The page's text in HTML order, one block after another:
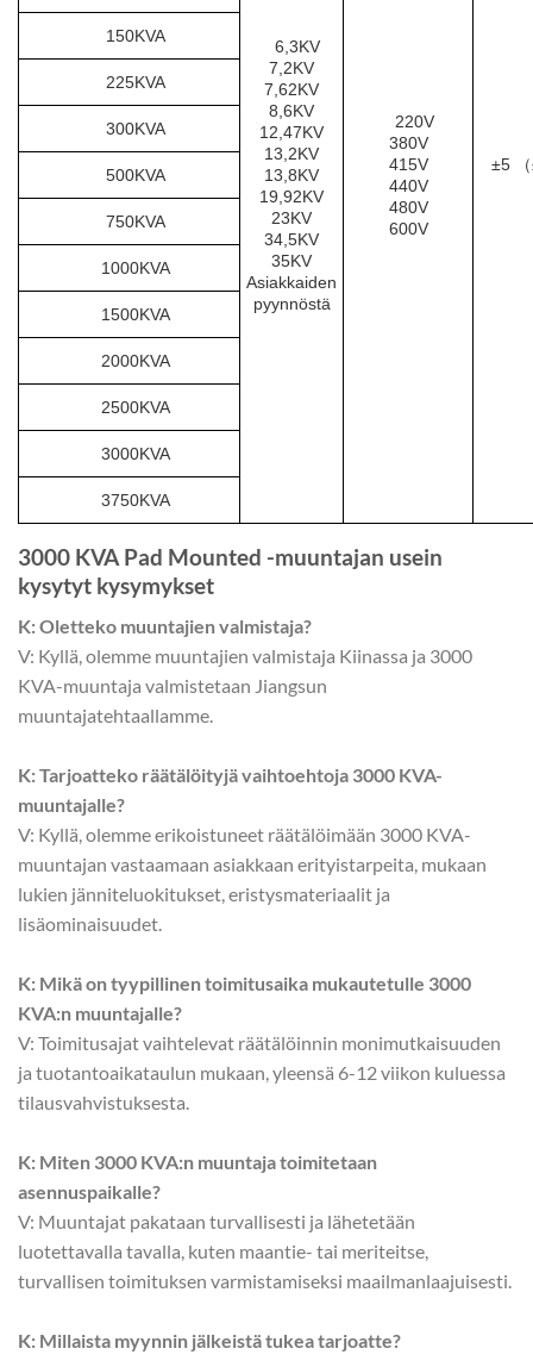
6,3KV
7,2KV
7,62KV
8,6KV
12,47KV
13,2KV
13,8KV
19,92KV
23KV
34,5KV
35KV
Asiakkaiden
pyynnöstä
220V
380V
415V
440V
480V
600V
±5
150KVA
225KVA
300KVA
500KVA
750KVA
1000KVA
1500KVA
2000KVA
2500KVA
3000KVA
3750KVA
3000 KVA Pad Mounted -muuntajan usein
kysytyt kysymykset
K: Oletteko muuntajien valmistaja?
V: Kyllä, olemme muuntajien valmistaja Kiinassa ja 3000
KVA-muuntaja valmistetaan Jiangsun
muuntajatehtaallamme.
K: Tarjoatteko räätälöityjä vaihtoehtoja 3000 KVA-
muuntajalle?
V: Kyllä, olemme erikoistuneet räätälöimään 3000 KVA-
muuntajan vastaamaan asiakkaan erityistarpeita, mukaan
lukien jänniteluokitukset, eristysmateriaalit ja
lisäominaisuudet.
K: Mikä on tyypillinen toimitusaika mukautetulle 3000
KVA:n muuntajalle?
V: Toimitusajat vaihtelevat räätälöinnin monimutkaisuuden
ja tuotantoaikataulun mukaan, yleensä 6-12 viikon kuluessa
tilausvahvistuksesta.
K: Miten 3000 KVA:n muuntaja toimitetaan
asennuspaikalle?
V: Muuntajat pakataan turvallisesti ja lähetetään
luotettavalla tavalla, kuten maantie- tai meriteitse,
turvallisen toimituksen varmistamiseksi maailmanlaajuisesti.
K: Millaista myynnin jälkeistä tukea tarjoatte?